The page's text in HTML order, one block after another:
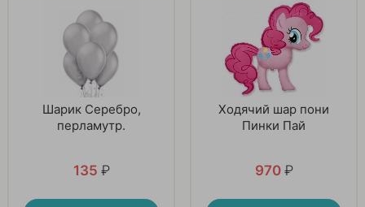
Шарик Серебро,
перламутр.
135 ₽
Ходячий шар пони
Пинки Пай
970 ₽